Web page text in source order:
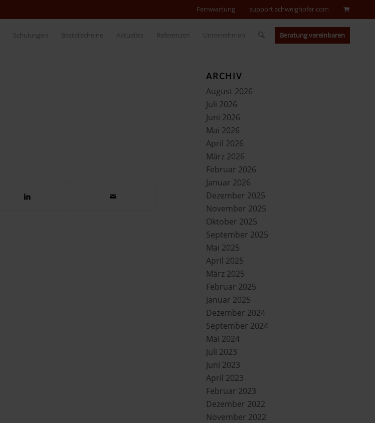
Fernwartung support.schweighofer.com
Schulungen Bestellscheine Aktuelles Referenzen Unternehmen Beratung vereinbaren
ARCHIV
August 2026
Juli 2026
Juni 2026
Mai 2026
April 2026
März 2026
Februar 2026
Januar 2026
Dezember 2025
November 2025
Oktober 2025
September 2025
Mai 2025
April 2025
März 2025
Februar 2025
Januar 2025
Dezember 2024
September 2024
Mai 2024
Juli 2023
Juni 2023
April 2023
Februar 2023
Dezember 2022
November 2022